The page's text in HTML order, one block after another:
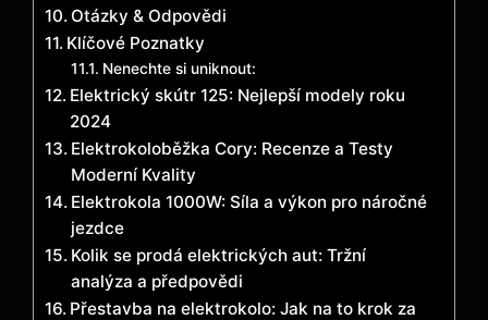
Otázky & Odpovědi
Klíčové Poznatky
Nenechte si uniknout:
Elektrický skútr 125: Nejlepší modely roku
2024
Elektrokoloběžka Cory: Recenze a Testy
Moderní Kvality
Elektrokola 1000W: Síla a výkon pro náročné
jezdce
Kolik se prodá elektrických aut: Tržní
analýza a předpovědi
Přestavba na elektrokolo: Jak na to krok za